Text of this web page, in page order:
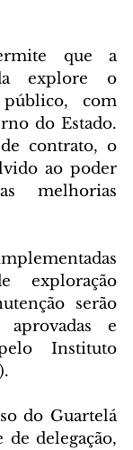
que a
explore o
com
do Estado.
contrato, o
ao poder
melhorias
exploração
serão
aprovadas e
Instituto
do Guartelá
delegação,